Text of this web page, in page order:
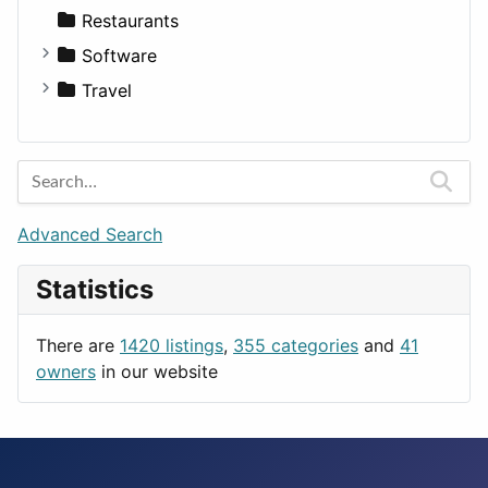
Transportation
Wagon
Disorders and Conditions
Fitness
Medicine
Factories
For Rent
Houses
Restaurants
Software
Business Tools
Entertainment
Games
Lifestyle
News & Weather
Productivity
Travel
Barcelona
Berlin
Budapest
London
Paris
Rome
Advanced Search
Statistics
There are 1420 listings, 355 categories and 41
owners in our website